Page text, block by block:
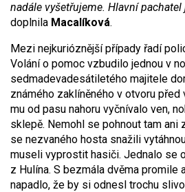
nadále vyšetřujeme. Hlavní pachatel
doplnila Macalíková.
Mezi nejkurióznější případy řadí
Volání o pomoc vzbudilo jednou v
sedmadevadesátiletého majitele
známého zaklíněného v otvoru
mu od pasu nahoru vyčnívalo ven,
sklepě. Nemohl se pohnout tam
se nezvaného hosta snažili
museli vyprostit hasiči. Jednalo se
z Hulína. S bezmála dvěma promile
napadlo, že by si odnesl trochu